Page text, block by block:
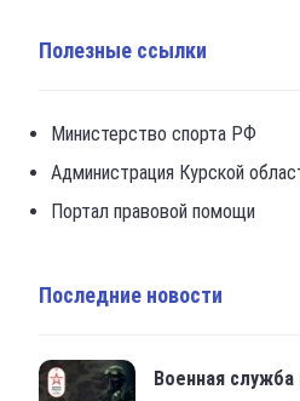
Полезные ссылки
Министерство спорта РФ
Администрация Курской
Портал правовой помощи
Последние новости
Военная служба